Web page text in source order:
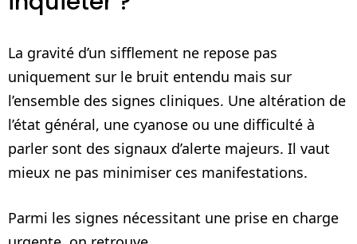
La gravité d’un sifflement ne repose pas
uniquement sur le bruit entendu mais sur
l’ensemble des signes cliniques. Une altération de
l’état général, une cyanose ou une difficulté à
parler sont des signaux d’alerte majeurs. Il vaut
mieux ne pas minimiser ces manifestations.
Parmi les signes nécessitant une prise en charge